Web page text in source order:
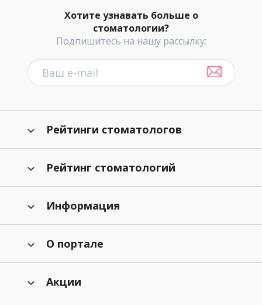
Хотите узнавать больше о
стоматологии?
Подпишитесь на нашу рассылку:
Рейтинги стоматологов
Рейтинг стоматологий
Информация
О портале
Акции